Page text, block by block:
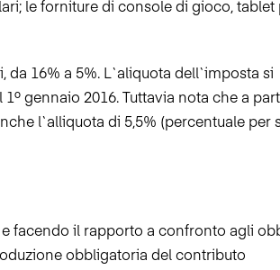
le forniture di console di gioco, tablet
da 16% a 5%. L`aliquota dell`imposta si
1ºgennaio 2016. Tuttavia nota che a
l`alliquota di 5,5% (percentuale per
e facendo il rapporto a confronto agli
obbligatoria del contributo